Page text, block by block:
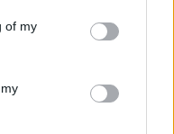
You may click to
its third-party tags to
in below Google
of myTο τρίτο
ραντεβού του